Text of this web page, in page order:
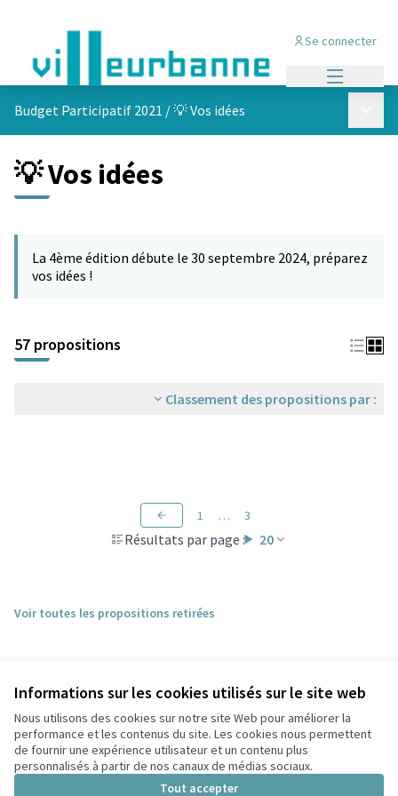
Informations sur les cookies utilisés sur le site web
Nous utilisons des cookies sur notre site Web pour améliorer la
performance et les contenus du site. Les cookies nous permettent
de fournir une expérience utilisateur et un contenu plus
personnalisés à partir de nos canaux de médias sociaux.
Tout accepter
Se connecter
Budget Participatif 2021 /💡 Vos idées
💡 Vos idées
Passer la carte
La 4ème édition débute le 30 septembre 2024, préparez
vos idées !
57 propositions
Classement des propositions par :
Résultats par page : 20
1 … 3
Voir toutes les propositions retirées
Conditions d'utilisation